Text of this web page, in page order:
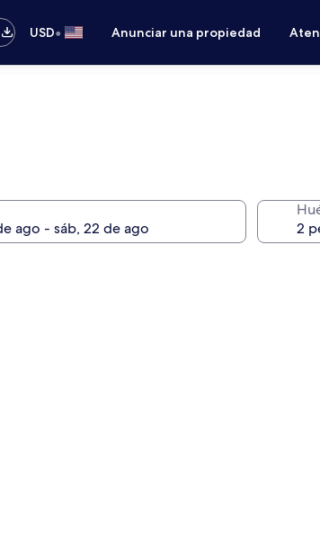
USD• Anunciar una propiedad